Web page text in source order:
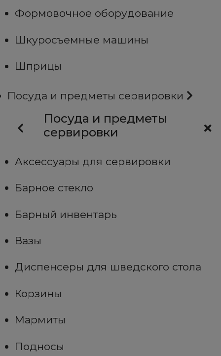
Формовочное оборудование
Шкуросъемные машины
Шприцы
Посуда и предметы сервировки
Посуда и предметы
сервировки
Аксессуары для сервировки
Барное стекло
Барный инвентарь
Вазы
Диспенсеры для шведского стола
Корзины
Мармиты
Подносы